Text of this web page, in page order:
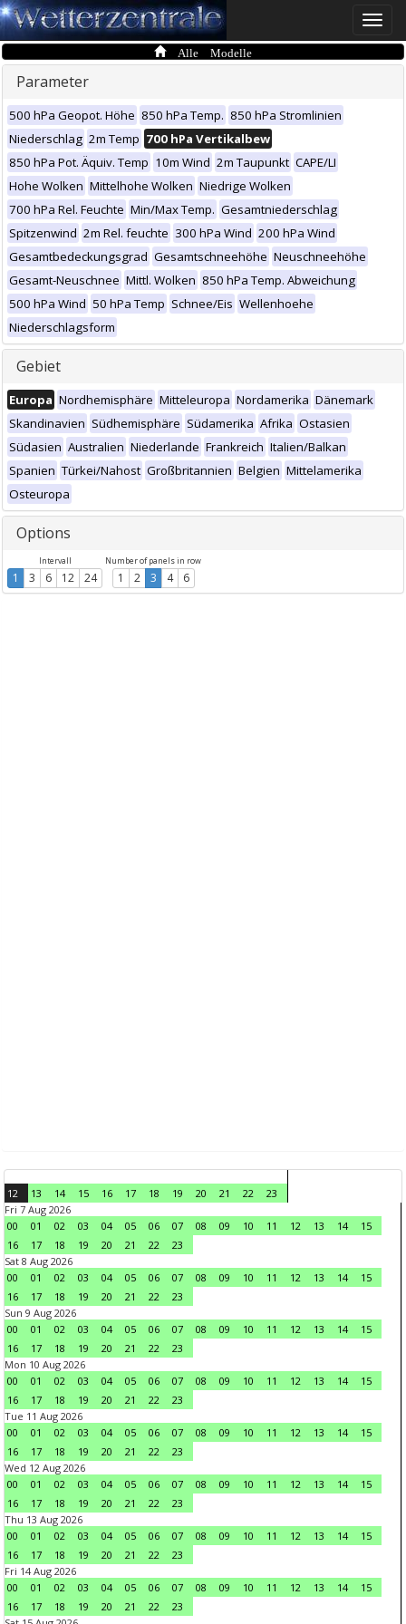
Toggle
Alle Modelle
Parameter
500 hPa Geopot. Höhe 850 hPa Temp. 850 hPa Stromlinien
Niederschlag 2m Temp 700 hPa Vertikalbew
850 hPa Pot. Äquiv. Temp 10m Wind 2m Taupunkt CAPE/LI
Hohe Wolken Mittelhohe Wolken Niedrige Wolken
700 hPa Rel. Feuchte Min/Max Temp. Gesamtniederschlag
Spitzenwind 2m Rel. feuchte 300 hPa Wind 200 hPa Wind
Gesamtbedeckungsgrad Gesamtschneehöhe Neuschneehöhe
Gesamt-Neuschnee Mittl. Wolken 850 hPa Temp. Abweichung
500 hPa Wind 50 hPa Temp Schnee/Eis Wellenhoehe
Niederschlagsform
Gebiet
Europa Nordhemisphäre Mitteleuropa Nordamerika Dänemark
Skandinavien Südhemisphäre Südamerika Afrika Ostasien
Südasien Australien Niederlande Frankreich Italien/Balkan
Spanien Türkei/Nahost Großbritannien Belgien Mittelamerika
Osteuropa
Options
Intervall
1 3 6 12 24
Number of panels in row
1 2 3 4 6
12 13 14 15 16 17 18 19 20 21 22
23
Fri 7 Aug 2026
00
01 02 03 04 05 06 07 08 09 10 11 12 13 14
15
16
17 18 19 20 21 22
23
Sat 8 Aug 2026
00
01 02 03 04 05 06 07 08 09 10 11 12 13 14
15
16
17 18 19 20 21 22
23
Sun 9 Aug 2026
00
01 02 03 04 05 06 07 08 09 10 11 12 13 14
15
16
17 18 19 20 21 22
23
Mon 10 Aug 2026
00
01 02 03 04 05 06 07 08 09 10 11 12 13 14
15
16
17 18 19 20 21 22
23
Tue 11 Aug 2026
00
01 02 03 04 05 06 07 08 09 10 11 12 13 14
15
16
17 18 19 20 21 22
23
Wed 12 Aug 2026
00
01 02 03 04 05 06 07 08 09 10 11 12 13 14
15
16
17 18 19 20 21 22
23
Thu 13 Aug 2026
00
01 02 03 04 05 06 07 08 09 10 11 12 13 14
15
16
17 18 19 20 21 22
23
Fri 14 Aug 2026
00
01 02 03 04 05 06 07 08 09 10 11 12 13 14
15
16
17 18 19 20 21 22
23